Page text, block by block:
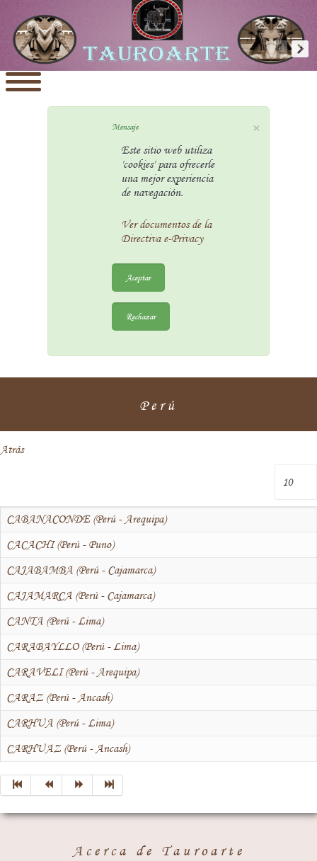
×
Mensaje
Este sitio web utiliza
'cookies' para ofrecerle
una mejor experiencia
de navegación.
Ver documentos de la
Directiva e-Privacy
Aceptar
Rechazar
Perú
Atrás
CABANACONDE (Perú - Arequipa)
CACACHI (Perú - Puno)
CAJABAMBA (Perú - Cajamarca)
CAJAMARCA (Perú - Cajamarca)
CANTA (Perú - Lima)
CARABAYLLO (Perú - Lima)
CARAVELI (Perú - Arequipa)
CARAZ (Perú - Ancash)
CARHUA (Perú - Lima)
CARHUAZ (Perú - Ancash)
Acerca de Tauroarte